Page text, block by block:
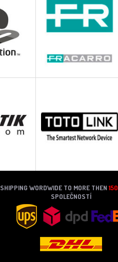
SHIPPING WORDWIDE TO MORE THEN150
SPOLEČNOSTÍ